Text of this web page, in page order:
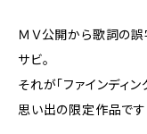
ＭＶ公開から歌詞の
サビ。
それが「ファインディン
思い出の限定作品です